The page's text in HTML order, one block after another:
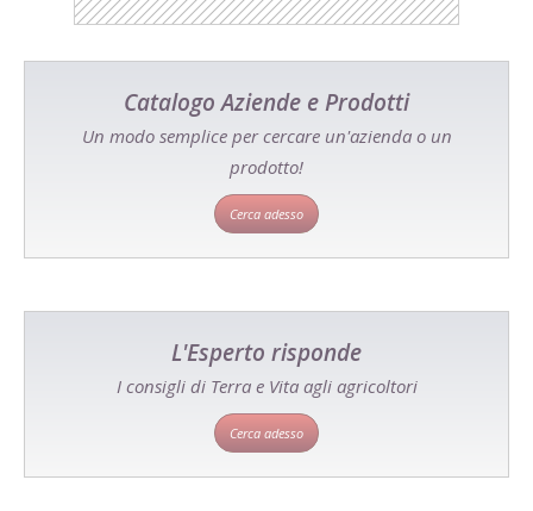
Catalogo Aziende e Prodotti
Un modo semplice per cercare un'azienda o un
prodotto!
Cerca adesso
L'Esperto risponde
I consigli di Terra e Vita agli agricoltori
Cerca adesso